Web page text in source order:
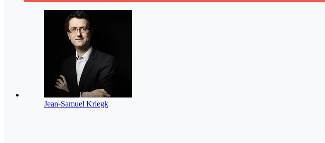
Jean-Samuel Kriegk